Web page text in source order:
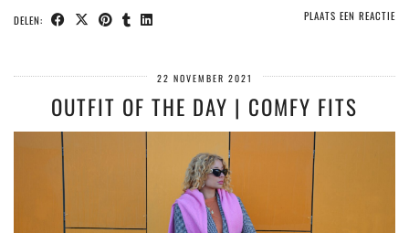
DELEN: PLAATS EEN REACTIE
22 NOVEMBER 2021
OUTFIT OF THE DAY | COMFY FITS